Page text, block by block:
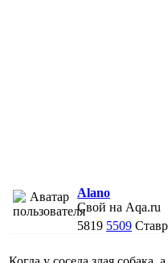
Alano
Свой на Aqa.ru
5819 5509